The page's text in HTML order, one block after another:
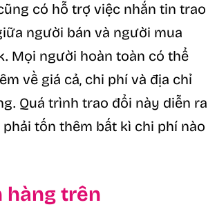
có hỗ trợ việc nhắn tin trao
người bán và người mua
Mọi người hoàn toàn có thể
về giá cả, chi phí và địa chỉ
Quá trình trao đổi này diễn ra
tốn thêm bất kì chi phí nào
hàng trên